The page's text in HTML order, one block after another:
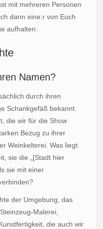
mit mehreren Personen
dann eine:r von Euch
aufhalten.
Namen?
durch ihren
Schankgefäß bekannt.
die wir für die Show
Bezug zu ihrer
Weinkelterei. Was liegt
sie die „[Stadt hier
sie mit einer
der Umgebung, das
Malerei,
die auch wir